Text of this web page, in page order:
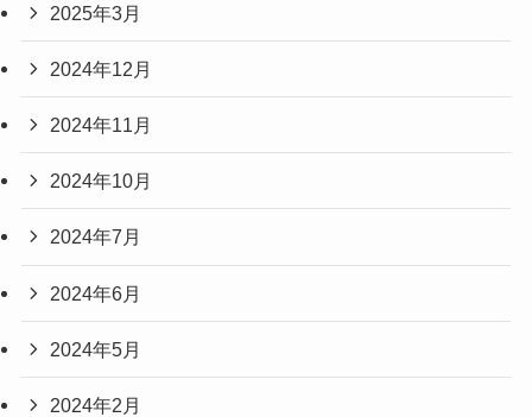
2025年3月
2024年12月
2024年11月
2024年10月
2024年7月
2024年6月
2024年5月
2024年2月